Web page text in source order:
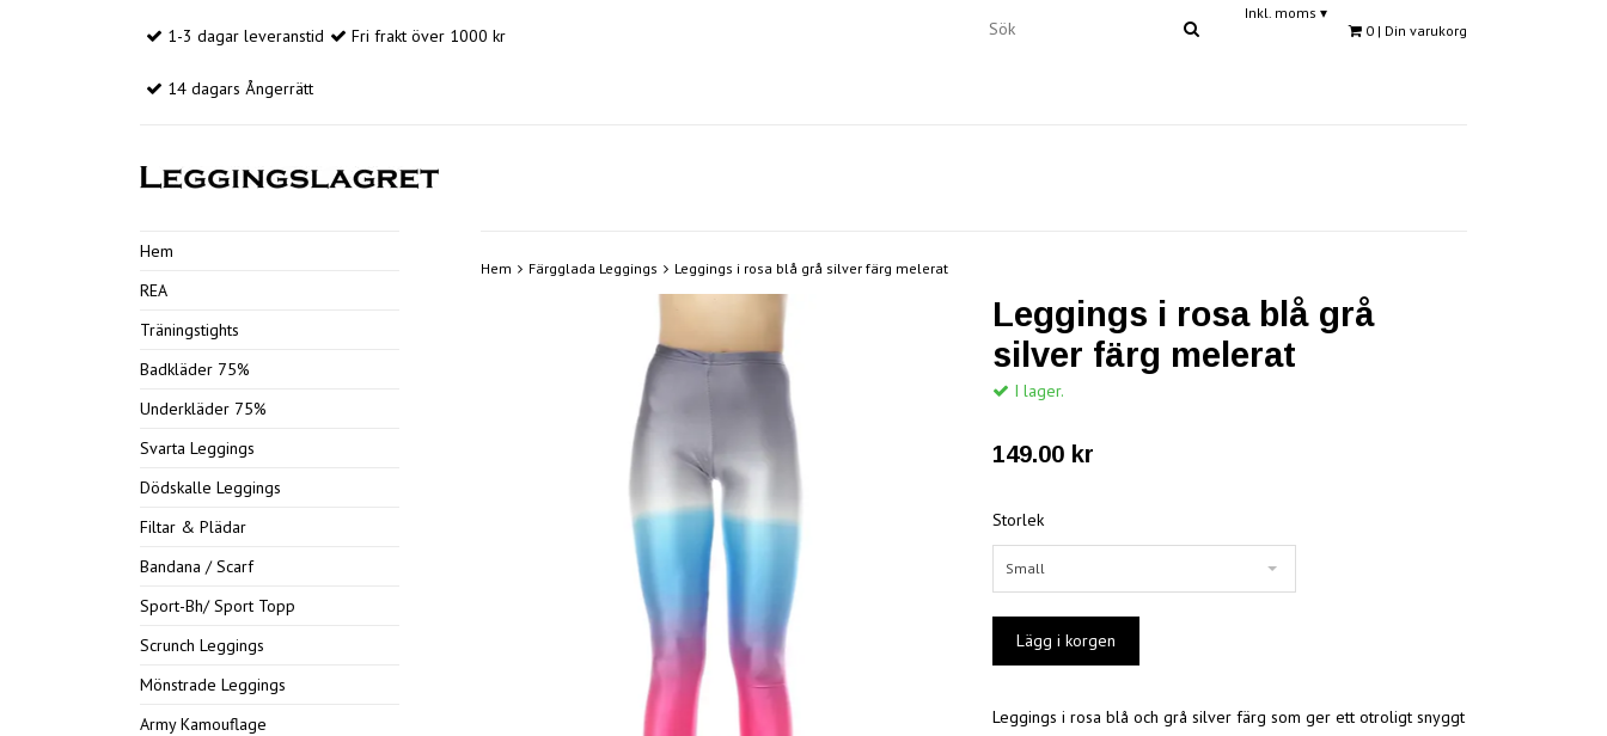
1-3 dagar leveranstid Fri frakt över 1000 kr
14 dagars Ångerrätt
Inkl. moms ▾
0 | Din varukorg
Hem
REA
Träningstights
Badkläder 75%
Underkläder 75%
Svarta Leggings
Dödskalle Leggings
Filtar & Plädar
Bandana / Scarf
Sport-Bh/ Sport Topp
Scrunch Leggings
Mönstrade Leggings
Army Kamouflage
Hem Färgglada Leggings Leggings i rosa blå grå silver färg melerat
Leggings i rosa blå grå
silver färg melerat
I lager.
149.00 kr
Storlek
Small
Leggings i rosa blå och grå silver färg som ger ett otroligt snyggt